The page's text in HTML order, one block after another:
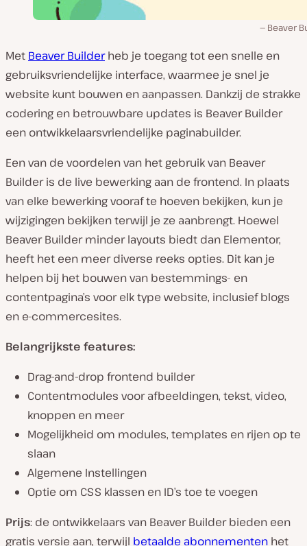
Beaver
Met Beaver Builderheb je toegang tot een snelle en
gebruiksvriendelijke interface, waarmee je snel je
website kunt bouwen en aanpassen. Dankzij de strakke
codering en betrouwbare updates is Beaver Builder
een ontwikkelaarsvriendelijke paginabuilder.
Een van de voordelen van het gebruik van Beaver
Builder is de live bewerking aan de frontend. In plaats
van elke bewerking vooraf te hoeven bekijken, kun je
wijzigingen bekijken terwijl je ze aanbrengt. Hoewel
Beaver Builder minder layouts biedt dan Elementor,
heeft het een meer diverse reeks opties. Dit kan je
helpen bij het bouwen van bestemmings- en
contentpagina’s voor elk type website, inclusief blogs
en e-commercesites.
Belangrijkste features:
Drag-and-drop frontend builder
Contentmodules voor afbeeldingen, tekst, video,
knoppen en meer
Mogelijkheid om modules, templates en rijen op te
slaan
Algemene Instellingen
Optie om CSS klassen en ID’s toe te voegen
Prijs: de ontwikkelaars van Beaver Builder bieden een
gratis versie aan, terwijl betaalde abonnementen het